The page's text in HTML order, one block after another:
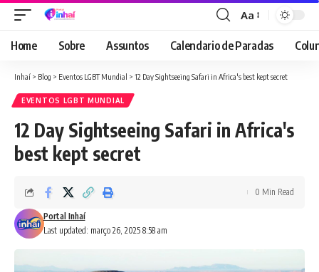
Font
Resizer
Aa
Home Sobre Assuntos Calendario de Paradas
Inhaí > Blog > Eventos LGBT Mundial > 12 Day Sightseeing Safari in Africa's best kept secret
EVENTOS LGBT MUNDIAL
12 Day Sightseeing Safari in Africa's
best kept secret
Last updated: março 26, 2025 8:58 am
Portal Inhaí
0 Min Read